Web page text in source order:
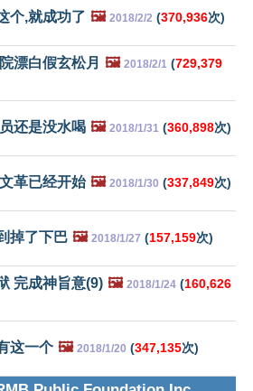
个,就成功了 🖼️ 2018/2/2 (370,936次)
漂白假玄松月 🖼️ 2018/2/1 (729,379
还是没水喝 🖼️ 2018/1/31 (360,898次)
革已经开始 🖼️ 2018/1/30 (337,849次)
掉了下巴 🖼️ 2018/1/27 (157,159次)
完成神旨意(9) 🖼️ 2018/1/24 (160,626
这一个 🖼️ 2018/1/20 (347,135次)